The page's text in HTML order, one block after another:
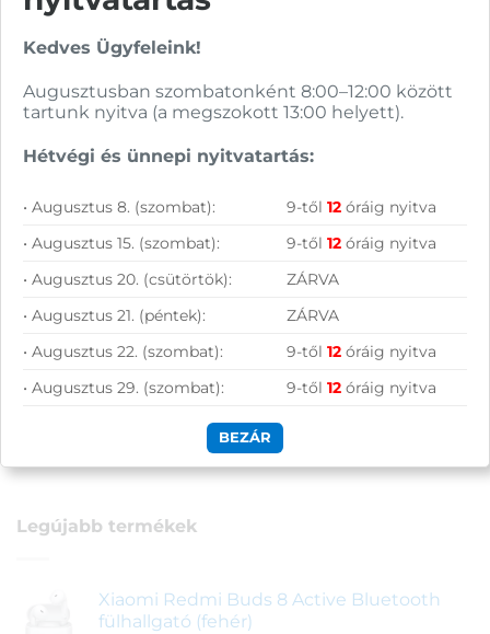
megrendelést követkető munkanapon
feladásra kerülnek.
Biztonságos fizetés
Legújabb termékek
Xiaomi Redmi Buds 8 Active Bluetooth
fülhallgató (fehér)
Kedves Ügyfeleink!
Augusztusban szombatonként 8:00–12:00 között
tartunk nyitva (a megszokott 13:00 helyett).
Hétvégi és ünnepi nyitvatartás:
• Augusztus 8. (szombat): 9-től12 óráig nyitva
• Augusztus 15. (szombat):
9-től12 óráig nyitva
• Augusztus 20. (csütörtök):
ZÁRVA
• Augusztus 21. (péntek):
ZÁRVA
• Augusztus 22. (szombat):
9-től12 óráig nyitva
• Augusztus 29. (szombat):
9-től12 óráig nyitva
BEZÁR